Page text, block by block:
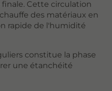
Cette circulation
des matériaux en
rapide de l'humidité
constitue la phase
une étanchéité